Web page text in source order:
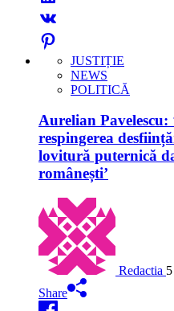
JUSTIȚIE
NEWS
POLITICĂ
Aurelian Pavelescu:
respingerea
lovitură puternică
românești’
Redactia
Share